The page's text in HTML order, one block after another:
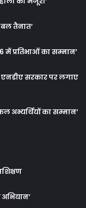
तैनात’
में प्रतिभाओं का सम्मान’
सरकार पर लगाए
अभ्यर्थियों का सम्मान’